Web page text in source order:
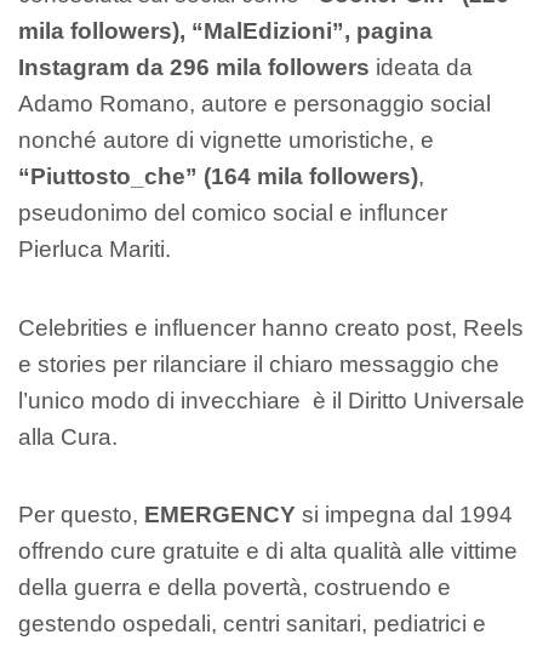
mila followers), “MalEdizioni”, pagina
Instagram da 296 mila followers ideata da
Adamo Romano, autore e personaggio social
nonché autore di vignette umoristiche, e
“Piuttosto_che” (164 mila followers),
pseudonimo del comico social e influncer
Pierluca Mariti.
Celebrities e influencer hanno creato post, Reels
e stories per rilanciare il chiaro messaggio che
l’unico modo di invecchiare è il Diritto Universale
alla Cura.
Per questo, EMERGENCY si impegna dal 1994
offrendo cure gratuite e di alta qualità alle vittime
della guerra e della povertà, costruendo e
gestendo ospedali, centri sanitari, pediatrici e